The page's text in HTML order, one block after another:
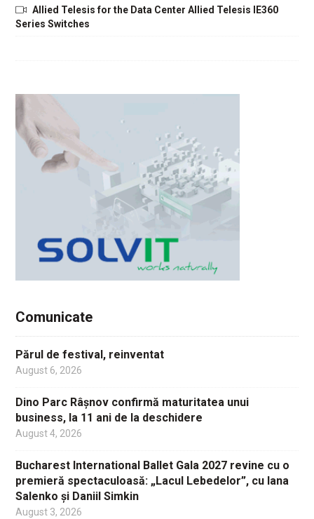
Allied Telesis for the Data Center Allied Telesis IE360
Series Switches
Comunicate
Părul de festival, reinventat
August 6, 2026
Dino Parc Râșnov confirmă maturitatea unui
business, la 11 ani de la deschidere
August 4, 2026
Bucharest International Ballet Gala 2027 revine cu o
premieră spectaculoasă: „Lacul Lebedelor”, cu Iana
Salenko și Daniil Simkin
August 3, 2026